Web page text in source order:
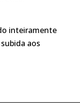
inteiramente
aos